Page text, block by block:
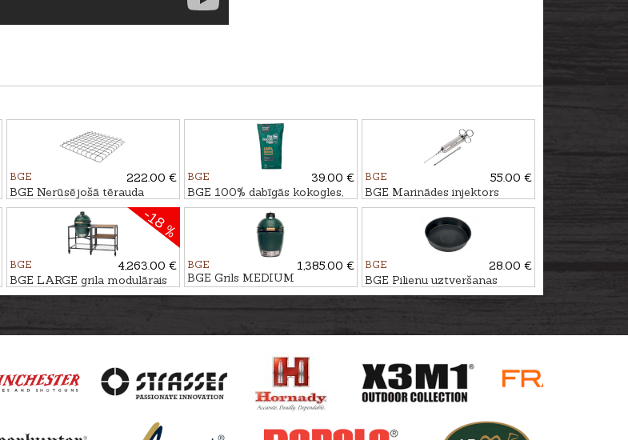
BGE
222.00 €
BGE Nerūsējošā tērauda
režģa ieliktnis
BGE
39.00 €
BGE 100% dabīgās kokogles,
9kg
BGE
55.00 €
BGE Marinādes injektors
-18 %
BGE
4,263.00 €
BGE LARGE grila modulārais
sistēmas kompl. ar plauktiem
BGE
1,385.00 €
BGE Grils MEDIUM
BGE
28.00 €
BGE Pilienu uztveršanas
trauks - apaļas formas